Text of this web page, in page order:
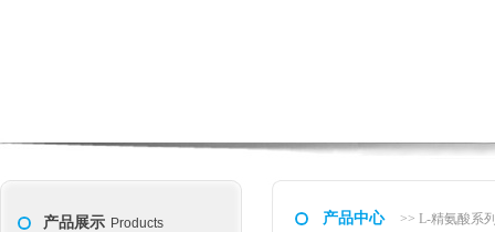
产品展示 Products 产品中心 >> L-精氨酸系